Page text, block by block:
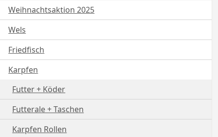
Weihnachtsaktion 2025
Wels
Friedfisch
Karpfen
Futter + Köder
Futterale + Taschen
Karpfen Rollen